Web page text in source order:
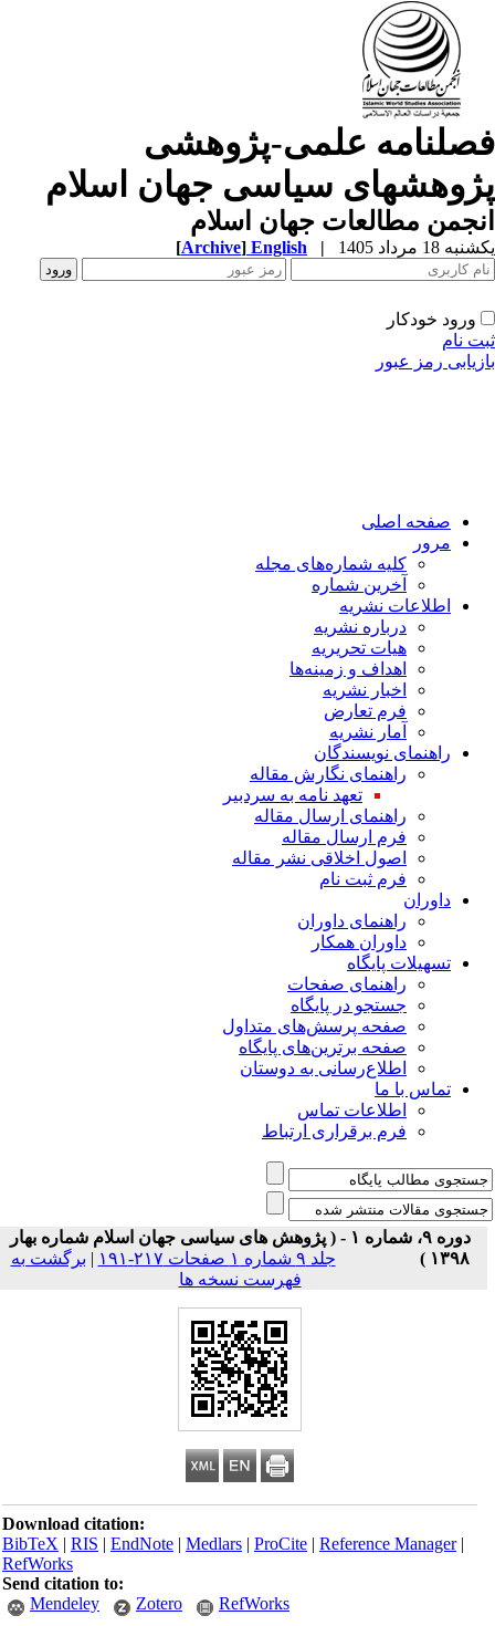
علمی-پژوهشی
سیاسی جهان اسلام
مطالعات جهان اسلام
18 مرداد 1405 |
English
[Archive]
ورود خودکار
نام
رمز عبور
صفحه اصلی
مرور
کلیه شماره‌های مجله
آخرین شماره
اطلاعات نشریه
درباره نشریه
هیات تحریریه
اهداف و زمینه‌ها
اخبار نشریه
فرم تعارض
آمار نشریه
راهنمای نویسندگان
راهنمای نگارش مقاله
تعهد نامه به سردبیر
راهنمای ارسال مقاله
فرم ارسال مقاله
اصول اخلاقی نشر مقاله
فرم ثبت نام
داوران
راهنمای داوران
داوران همکار
تسهیلات پایگاه
راهنمای صفحات
جستجو در پایگاه
صفحه پرسش‌های متداول
صفحه برترین‌های پایگاه
اطلاع‌رسانی به دوستان
تماس با ما
اطلاعات تماس
فرم برقراری ارتباط
دوره ۹، شماره ۱ - ( پژوهش های سیاسی جهان اسلام شماره بهار
۱۳۹۸ )
جلد ۹ شماره ۱ صفحات ۲۱۷-۱۹۱ | برگشت به
فهرست نسخه ها
Download citation:
BibTeX|RIS|EndNote|Medlars|ProCite|Reference Manager
RefWorks
Send citation to:
Mendeley
Zotero RefWorks